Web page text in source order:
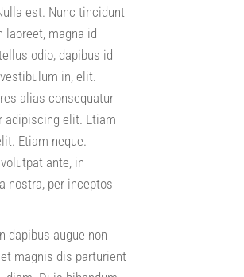
est. Nunc tincidunt
magna id
odio, dapibus id
in, elit.
alias consequatur
adipiscing elit. Etiam
Etiam neque.
ante, in
nostra, per inceptos
dapibus augue non
magnis dis parturient